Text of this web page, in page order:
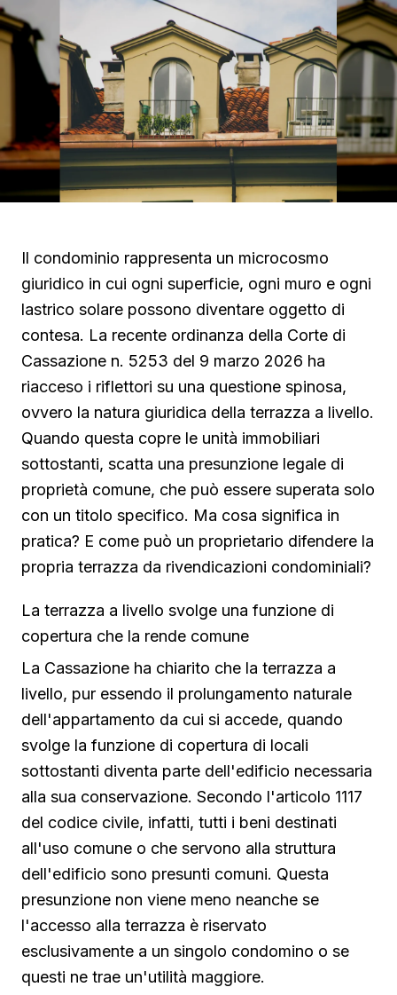
Il condominio rappresenta un microcosmo
giuridico in cui ogni superficie, ogni muro e ogni
lastrico solare possono diventare oggetto di
contesa. La recente ordinanza della Corte di
Cassazione n. 5253 del 9 marzo 2026 ha
riacceso i riflettori su una questione spinosa,
ovvero la natura giuridica della terrazza a livello.
Quando questa copre le unità immobiliari
sottostanti, scatta una presunzione legale di
proprietà comune, che può essere superata solo
con un titolo specifico. Ma cosa significa in
pratica? E come può un proprietario difendere la
propria terrazza da rivendicazioni condominiali?
La terrazza a livello svolge una funzione di
copertura che la rende comune
La Cassazione ha chiarito che la terrazza a
livello, pur essendo il prolungamento naturale
dell'appartamento da cui si accede, quando
svolge la funzione di copertura di locali
sottostanti diventa parte dell'edificio necessaria
alla sua conservazione. Secondo l'articolo 1117
del codice civile, infatti, tutti i beni destinati
all'uso comune o che servono alla struttura
dell'edificio sono presunti comuni. Questa
presunzione non viene meno neanche se
l'accesso alla terrazza è riservato
esclusivamente a un singolo condomino o se
questi ne trae un'utilità maggiore.